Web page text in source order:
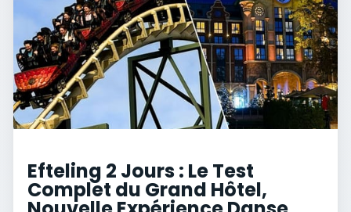
Efteling 2 Jours : Le Test
Complet du Grand Hôtel,